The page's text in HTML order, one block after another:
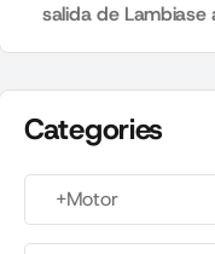
salida de Lambiase
Categories
+Motor